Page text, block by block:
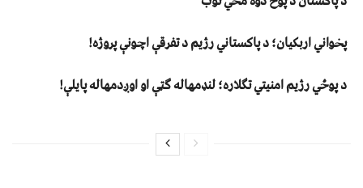
پخواني اربکیان؛ د پاکستاني رژیم د تفرقې اچونې پروژه!
د پوځي رژیم امنیتي تګلاره؛ لنډمهاله ګټې او اوږدمهاله پایلې!